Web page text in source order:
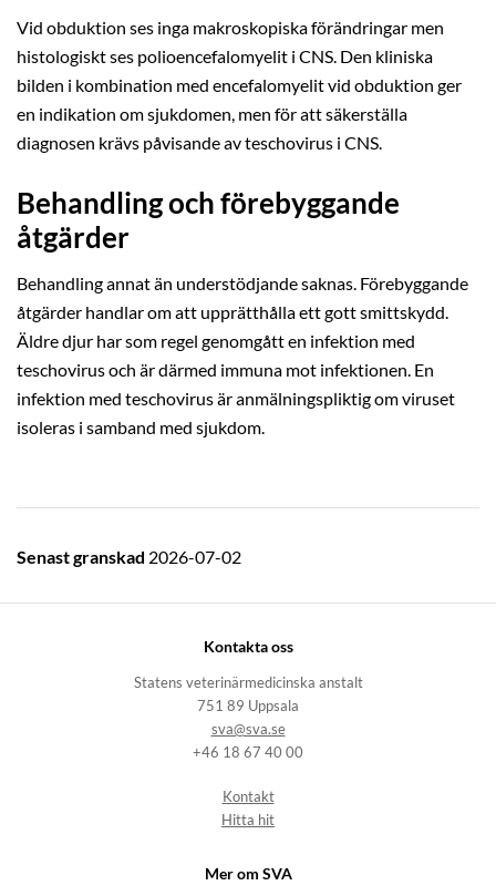
Vid obduktion ses inga makroskopiska förändringar men
histologiskt ses polioencefalomyelit i CNS. Den kliniska
bilden i kombination med encefalomyelit vid obduktion ger
en indikation om sjukdomen, men för att säkerställa
diagnosen krävs påvisande av teschovirus i CNS.
Behandling och förebyggande
åtgärder
Behandling annat än understödjande saknas. Förebyggande
åtgärder handlar om att upprätthålla ett gott smittskydd.
Äldre djur har som regel genomgått en infektion med
teschovirus och är därmed immuna mot infektionen. En
infektion med teschovirus är anmälningspliktig om viruset
isoleras i samband med sjukdom.
Senast granskad 2026-07-02
Kontakta oss
Statens veterinärmedicinska anstalt
751 89 Uppsala
sva@sva.se
+46 18 67 40 00
Kontakt
Hitta hit
Mer om SVA